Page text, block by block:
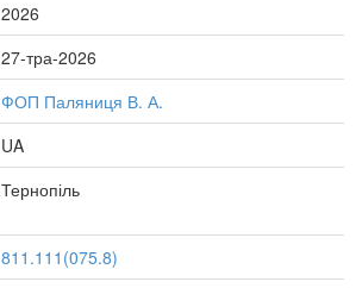
2026
27-тра-2026
ФОП Паляниця В. А.
UA
Тернопіль
811.111(075.8)